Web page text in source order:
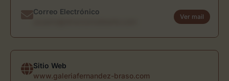
Correo Electrónico
Ver mail
Sitio Web
www.galeriafernandez-braso.com